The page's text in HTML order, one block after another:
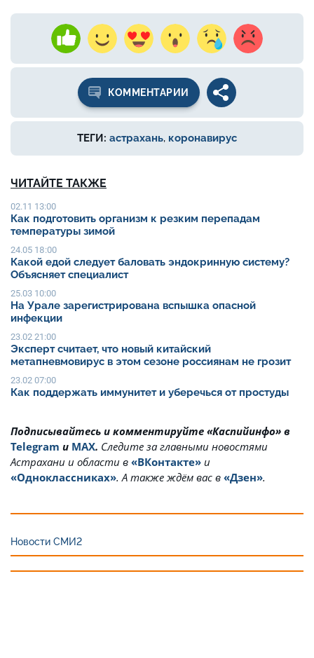
КОММЕНТАРИИ
ТЕГИ: астрахань, коронавирус
ЧИТАЙТЕ ТАКЖЕ
02.11 13:00
Как подготовить организм к резким перепадам
температуры зимой
24.05 18:00
Какой едой следует баловать эндокринную систему?
Объясняет специалист
25.03 10:00
На Урале зарегистрирована вспышка опасной
инфекции
23.02 21:00
Эксперт считает, что новый китайский
метапневмовирус в этом сезоне россиянам не грозит
23.02 07:00
Как поддержать иммунитет и уберечься от простуды
Подписывайтесь и комментируйте «Каспийинфо» в
Telegram и MAX. Cледите за главными новостями
Астрахани и области в «ВКонтакте» и
«Одноклассниках». А также ждём вас в «Дзен».
Новости СМИ2